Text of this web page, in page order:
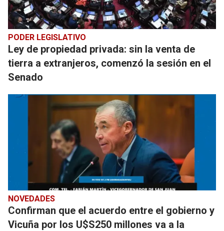
PODER LEGISLATIVO
Ley de propiedad privada: sin la venta de
tierra a extranjeros, comenzó la sesión en el
Senado
NOVEDADES
Confirman que el acuerdo entre el gobierno y
Vicuña por los U$S250 millones va a la